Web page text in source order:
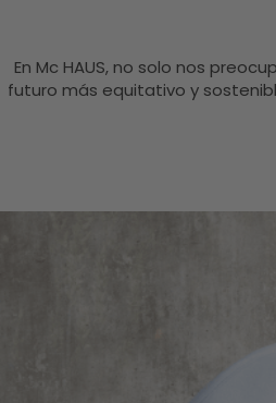
En Mc HAUS, no solo nos
futuro más equitativo y